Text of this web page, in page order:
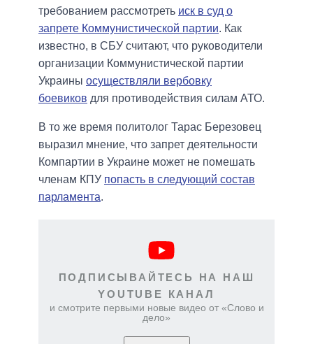
требованием рассмотреть иск в суд о
запрете Коммунистической партии. Как
известно, в СБУ считают, что руководители
организации Коммунистической партии
Украины осуществляли вербовку
боевиков для противодействия силам АТО.
В то же время политолог Тарас Березовец
выразил мнение, что запрет деятельности
Компартии в Украине может не помешать
членам КПУ попасть в следующий состав
парламента.
ПОДПИСЫВАЙТЕСЬ НА НАШ
YOUTUBE КАНАЛ
и смотрите первыми новые видео от «Слово и
дело»